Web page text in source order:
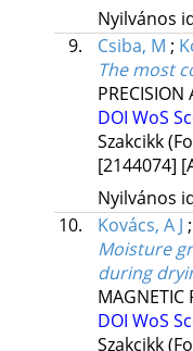
Nyilvános
9.
Csiba, M ;
The most
PRECISION
DOI WoS
Szakcikk
[2144074]
Nyilvános
10.
Kovács, A J ;
Moisture
during
MAGNETIC
DOI WoS
Szakcikk